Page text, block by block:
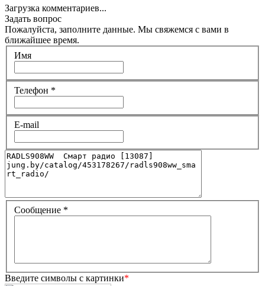
Загрузка комментариев...
Задать вопрос
Пожалуйста, заполните данные. Мы свяжемся с вами в
ближайшее время.
Имя
Телефон *
E-mail
Сообщение *
Введите символы с картинки*